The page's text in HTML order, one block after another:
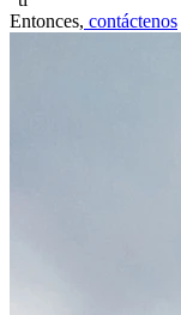
Entonces, contáctenos